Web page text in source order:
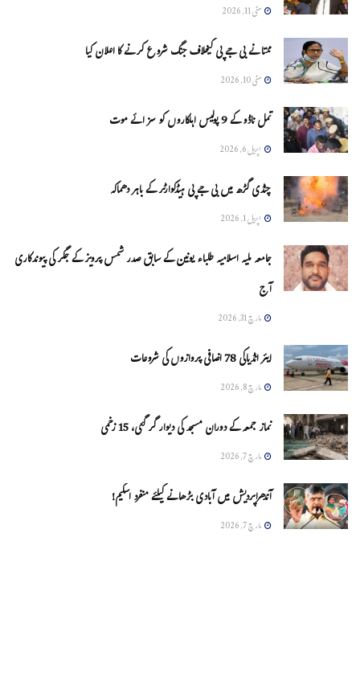
مئی 11, 2026
ممتا نے بی جے پی کیخلاف جنگ شروع کرنے کا اعلان کیا
مئی 10, 2026
تمل ناڈو کے 9 پولیس اہلکاروں کو سزائے موت
اپریل 6, 2026
چنڈی گڑھ میں بی جے پی ہیڈکوارٹر کے باہر دھماکہ
اپریل 1, 2026
جامعہ ملیہ اسلامیہ طلباء یونین کے سابق صدر شمس پرویز کے جگر کی پیوندکاری
آج
مارچ 31, 2026
ایئر انڈیاکی 78 اضافی پروازوں کی شروعات
مارچ 8, 2026
نماز جمعہ کے دوران مسجد کی دیوار گر گئی، 15 زخمی
مارچ 7, 2026
آندھراپردیش میں آبادی بڑھانے کیلئے منفرد اسکیم!
مارچ 7, 2026